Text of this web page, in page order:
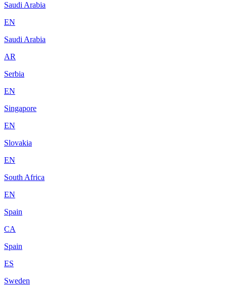
Saudi Arabia
EN
Saudi Arabia
AR
Serbia
EN
Singapore
EN
Slovakia
EN
South Africa
EN
Spain
CA
Spain
ES
Sweden